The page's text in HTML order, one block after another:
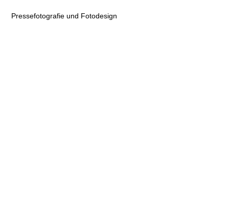
Pressefotografie und Fotodesign